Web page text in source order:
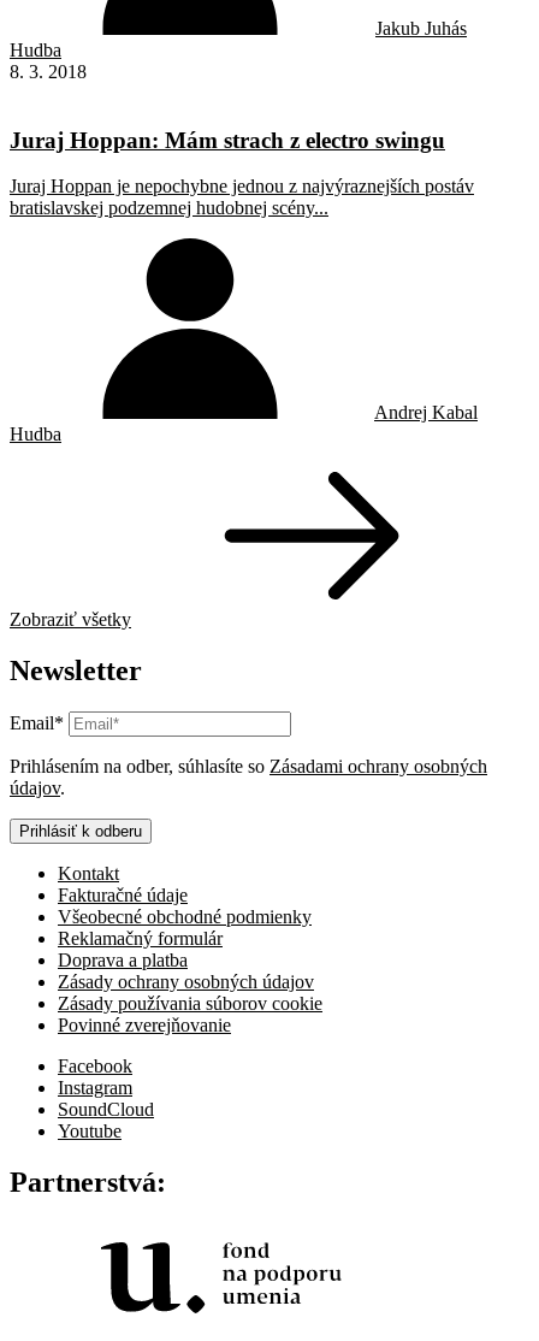
Jakub Juhás
Hudba
8. 3. 2018
Juraj Hoppan: Mám strach z electro swingu
Juraj Hoppan je nepochybne jednou z najvýraznejších postáv
bratislavskej podzemnej hudobnej scény...
Andrej Kabal
Hudba
Zobraziť všetky
Newsletter
Email*
Prihlásením na odber, súhlasíte so Zásadami ochrany osobných
údajov.
Prihlásiť k odberu
Kontakt
Fakturačné údaje
Všeobecné obchodné podmienky
Reklamačný formulár
Doprava a platba
Zásady ochrany osobných údajov
Zásady používania súborov cookie
Povinné zverejňovanie
Facebook
Instagram
SoundCloud
Youtube
Partnerstvá: